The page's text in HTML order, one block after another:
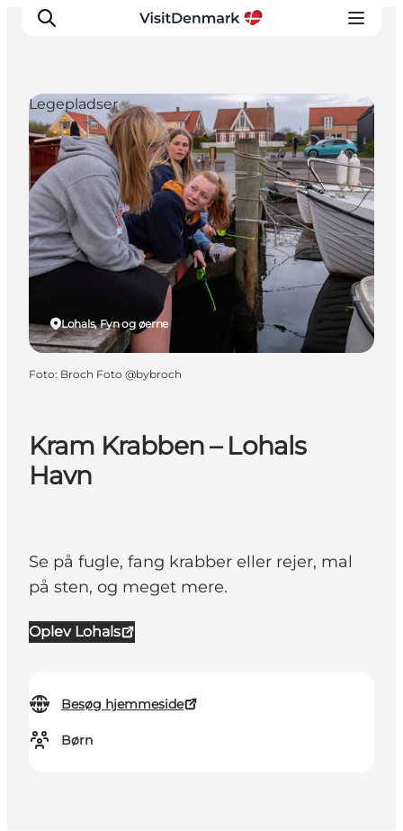
Inspiration
Destinationer
Oplevelser
Overnatning
Planlæg ferien
Kram Krabben – Lohals
Havn
Se på fugle, fang krabber eller rejer, mal
på sten, og meget mere.
Oplev Lohals
Besøg hjemmeside
Børn
Lohals, Fyn og øerne
Legepladser
Foto: Broch Foto @bybroch